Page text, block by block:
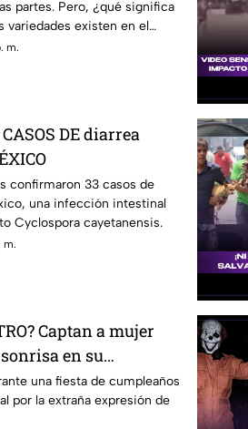
partes. Pero, ¿qué significa
variedades existen en el
m.
DE diarrea
confirmaron 33 casos de
una infección intestinal
Cyclospora cayetanensis.
m.
Captan a mujer
en su
una fiesta de cumpleaños
por la extraña expresión de